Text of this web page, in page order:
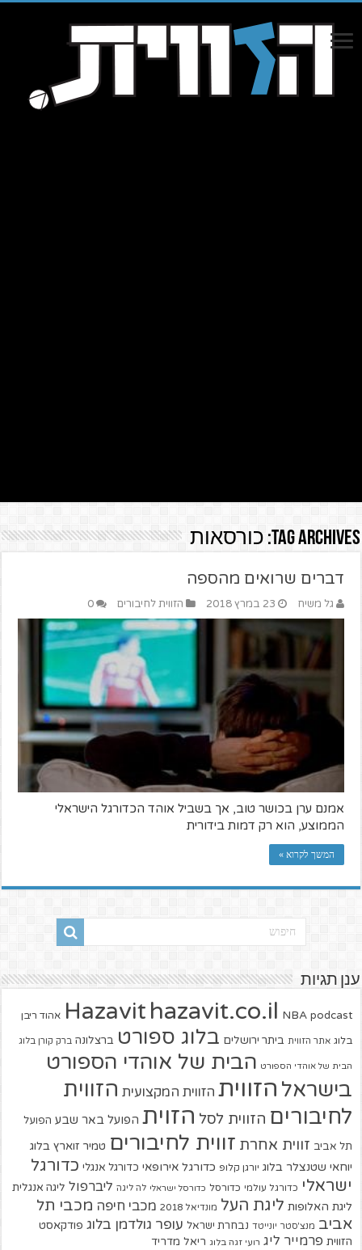
Tag Archives: כורסאות
דברים שרואים מהספה
גל משיח 23 במרץ 2018 הזווית לחיבורים 0
אמנם ערן בכושר טוב, אך בשביל אוהד הכדורגל הישראלי
הממוצע, הוא רק דמות בידורית
המשך לקרוא »
ענן תגיות
Hazavit hazavit.co.il NBA podcast אהוד ריבן
בלוג אתר הזווית ביתר ירושלים בלוג ספורט ברצלונה ברק קורן בלוג
הבית של אוהדי הספורט הבית של אוהדי הספורט
בישראל הזווית הזווית המקצועית הזווית
לחיבורים הזווית לסל הזוית הפועל באר שבע הפועל
תל אביב זווית אחרת זווית לחיבורים טמיר זוארץ בלוג
יוחאי שטנצלר בלוג יורגן קלופ כדורגל אירופאי כדורגל אנגלי כדורגל
ישראלי כדורגל עולמי כדורסל כדורסל ישראלי לה ליגה ליברפול ליגה אנגלית
ליגת האלופות ליגת העל מונדיאל 2018 מכבי חיפה מכבי תל
אביב מנצ'סטר יונייטד נבחרת ישראל עופר גולדמן בלוג פודקאסט
הזווית פרמייר ליג רועי זגה בלוג ריאל מדריד